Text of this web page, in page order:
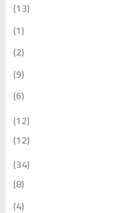
(13)
(1)
(2)
(9)
(6)
(12)
(12)
(34)
(8)
(4)